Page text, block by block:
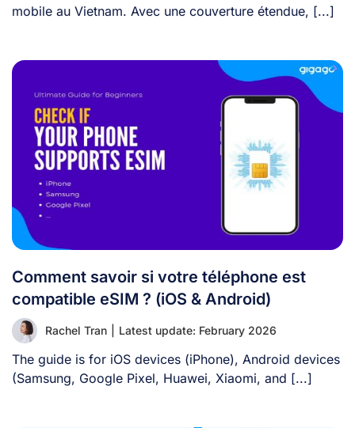
mobile au Vietnam. Avec une couverture étendue, [...]
Comment savoir si votre téléphone est
compatible eSIM ? (iOS & Android)
Rachel Tran Latest update: February 2026
The guide is for iOS devices (iPhone), Android devices
(Samsung, Google Pixel, Huawei, Xiaomi, and [...]